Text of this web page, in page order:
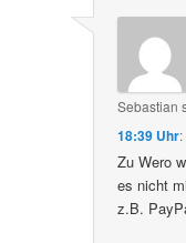
Sebastian
18:39 Uhr:
Zu Wero
es nicht
z.B.